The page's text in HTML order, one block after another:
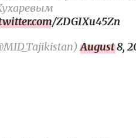
ZDGIXu45Zn
August 8,